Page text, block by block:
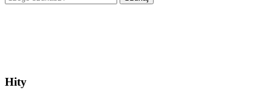
Hity